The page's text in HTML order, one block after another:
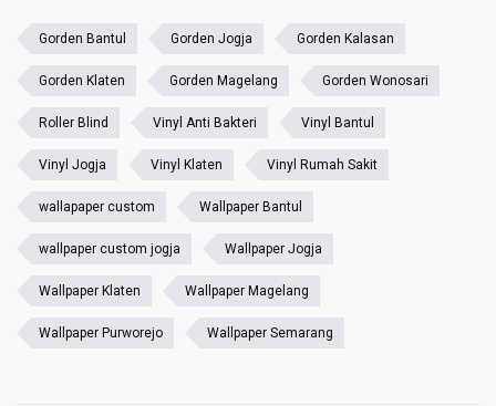
Gorden Bantul Gorden Jogja Gorden Kalasan
Gorden Klaten Gorden Magelang Gorden Wonosari
Roller Blind Vinyl Anti Bakteri Vinyl Bantul
Vinyl Jogja Vinyl Klaten Vinyl Rumah Sakit
wallapaper custom Wallpaper Bantul
wallpaper custom jogja Wallpaper Jogja
Wallpaper Klaten Wallpaper Magelang
Wallpaper Purworejo Wallpaper Semarang